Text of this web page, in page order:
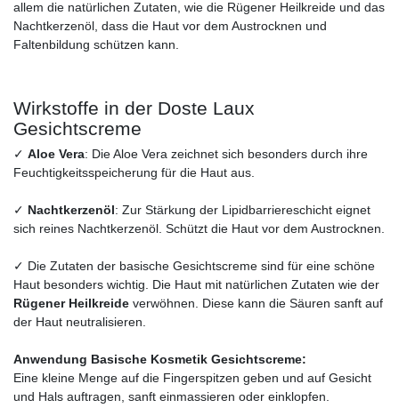
allem die natürlichen Zutaten, wie die Rügener Heilkreide und das
Nachtkerzenöl, dass die Haut vor dem Austrocknen und
Faltenbildung schützen kann.
Wirkstoffe in der Doste Laux
Gesichtscreme
✓ Aloe Vera: Die Aloe Vera zeichnet sich besonders durch ihre
Feuchtigkeitsspeicherung für die Haut aus.
✓ Nachtkerzenöl: Zur Stärkung der Lipidbarriereschicht eignet
sich reines Nachtkerzenöl. Schützt die Haut vor dem Austrocknen.
✓ Die Zutaten der basische Gesichtscreme sind für eine schöne
Haut besonders wichtig. Die Haut mit natürlichen Zutaten wie der
Rügener Heilkreide verwöhnen. Diese kann die Säuren sanft auf
der Haut neutralisieren.
Anwendung Basische Kosmetik Gesichtscreme:
Eine kleine Menge auf die Fingerspitzen geben und auf Gesicht
und Hals auftragen, sanft einmassieren oder einklopfen.